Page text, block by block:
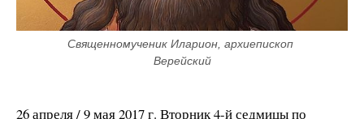
Священномученик Иларион, архиепископ
Верейский
26 апреля / 9 мая 2017 г. Вторник 4-й седмицы по